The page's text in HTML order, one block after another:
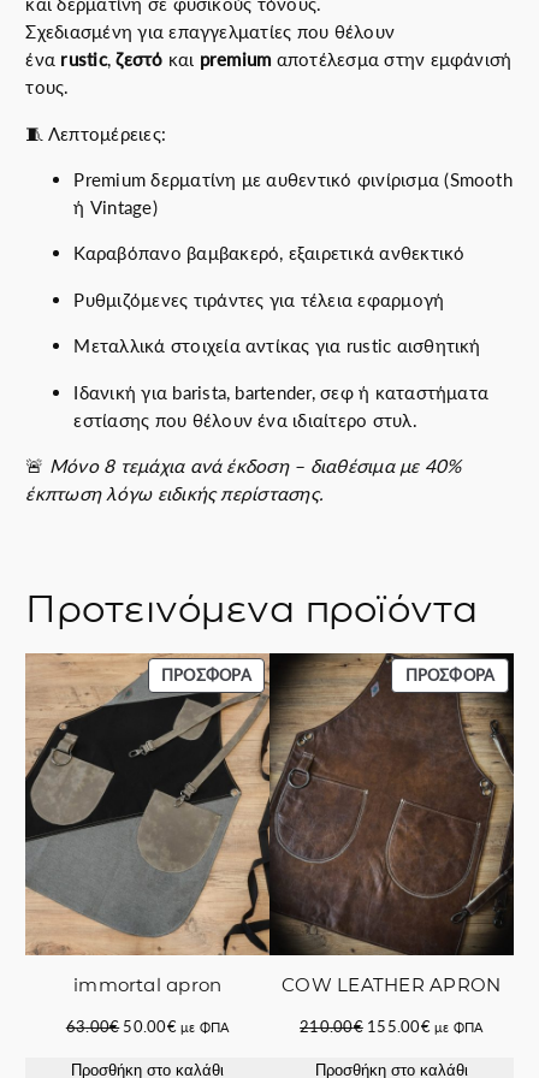
Σχεδιασμένη για επαγγελματίες που θέλουν
ένα rustic,ζεστό και premium αποτέλεσμα στην εμφάνισή
τους.
🧵 Λεπτομέρειες:
Premium δερματίνη με αυθεντικό φινίρισμα (Smooth
ή Vintage)
Καραβόπανο βαμβακερό, εξαιρετικά ανθεκτικό
Ρυθμιζόμενες τιράντες για τέλεια εφαρμογή
Μεταλλικά στοιχεία αντίκας για rustic αισθητική
Ιδανική για barista, bartender, σεφ ή καταστήματα
εστίασης που θέλουν ένα ιδιαίτερο στυλ.
🚨 Μόνο 8 τεμάχια ανά έκδοση – διαθέσιμα με 40%
έκπτωση λόγω ειδικής περίστασης.
Προτεινόμενα προϊόντα
ΠΡΟΣΦΟΡΆΠΡΟΪΌΝ
ΣΕ
ΠΡΟΣΦΟΡΆ
immortal apron
63.00€ Original
was:
50.00€Η
τιμή
με ΦΠΑ
Προσθήκη στο καλάθι
ΠΡΟΣΦΟΡΆ
ΣΕ
COW LEATHER APRON
210.00€ Original
was:
155.00€Η
τιμή
με ΦΠΑ
Προσθήκη στο καλάθι